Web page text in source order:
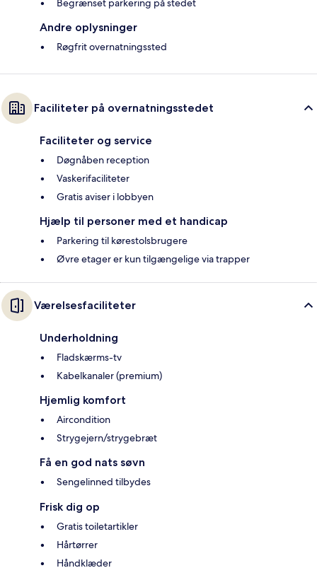
Begrænset parkering på stedet
Andre oplysninger
Røgfrit overnatningssted
Faciliteter på overnatningsstedet
Faciliteter og service
Døgnåben reception
Vaskerifaciliteter
Gratis aviser i lobbyen
Hjælp til personer med et handicap
Parkering til kørestolsbrugere
Øvre etager er kun tilgængelige via trapper
Værelsesfaciliteter
Underholdning
Fladskærms-tv
Kabelkanaler (premium)
Hjemlig komfort
Aircondition
Strygejern/strygebræt
Få en god nats søvn
Sengelinned tilbydes
Frisk dig op
Gratis toiletartikler
Hårtørrer
Håndklæder